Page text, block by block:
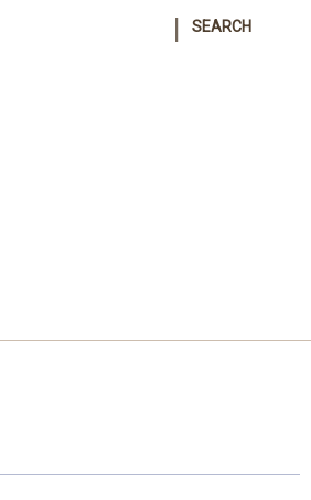
SEARCH